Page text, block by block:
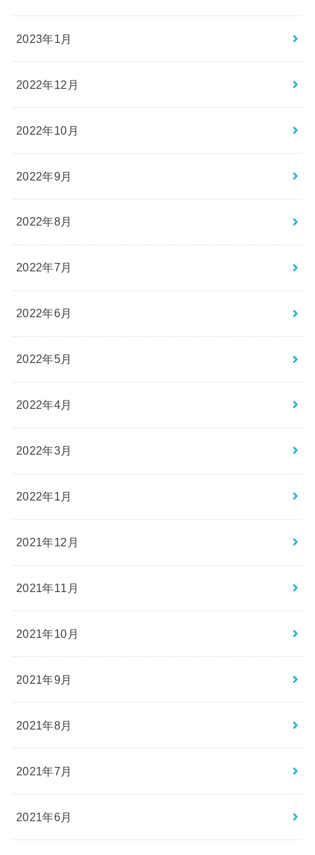
2023年1月
2022年12月
2022年10月
2022年9月
2022年8月
2022年7月
2022年6月
2022年5月
2022年4月
2022年3月
2022年1月
2021年12月
2021年11月
2021年10月
2021年9月
2021年8月
2021年7月
2021年6月